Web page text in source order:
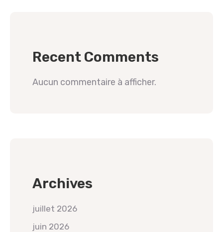
Recent Comments
Aucun commentaire à afficher.
Archives
juillet 2026
juin 2026